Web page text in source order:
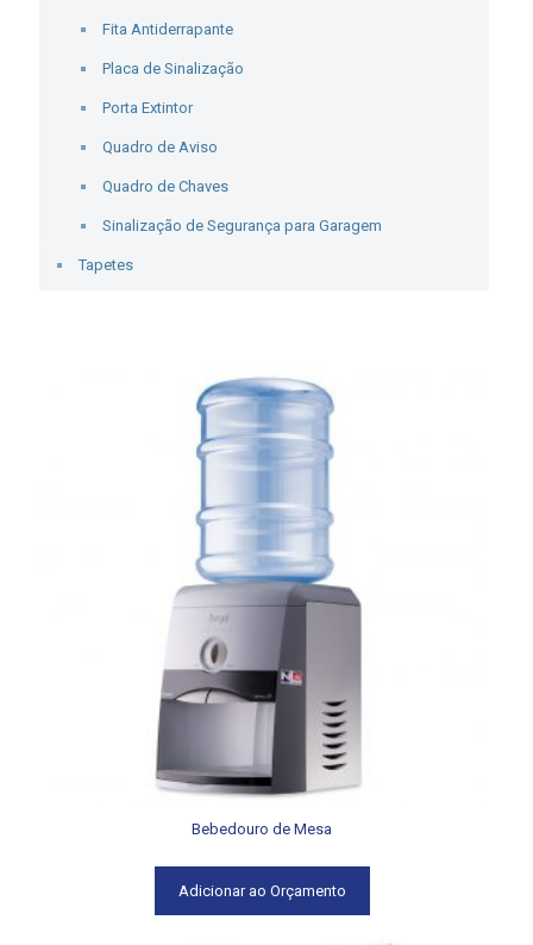
Fita Antiderrapante
Placa de Sinalização
Porta Extintor
Quadro de Aviso
Quadro de Chaves
Sinalização de Segurança para Garagem
Tapetes
Bebedouro de Mesa
Adicionar ao Orçamento